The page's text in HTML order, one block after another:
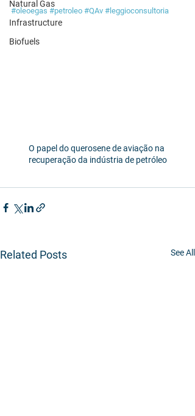
Natural Gas
Infrastructure
Biofuels
#oleoegas #petroleo #QAv #leggioconsultoria
O papel do querosene de aviação na
recuperação da indústria de petróleo
Related Posts See All